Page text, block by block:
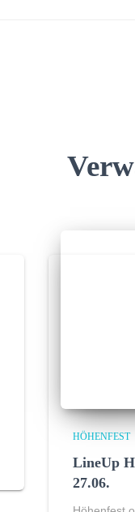
HÖHENFEST
LineUp
27.06.